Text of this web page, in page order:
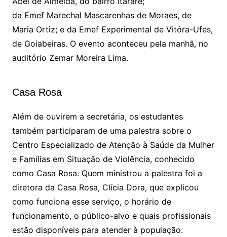
da EmefMarechal Mascarenhas de Moraes, de
Maria Ortiz; e da EmefExperimental de Vitóra-Ufes,
de Goiabeiras. O evento aconteceu pela manhã, no
auditório Zemar Moreira Lima.
Casa Rosa
Além de ouvirem a secretária, os estudantes
também participaram de uma palestra sobre o
Centro Especializado de Atenção à Saúde da Mulher
e Famílias em Situação de Violência, conhecido
como Casa Rosa. Quem ministrou a palestra foi a
diretora da Casa Rosa, Clícia Dora, que explicou
como funciona esse serviço, o horário de
funcionamento, o público-alvo e quais profissionais
estão disponíveis para atender à população.